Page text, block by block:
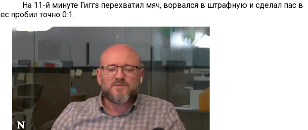
На 11-й минуте Гиггз перехватил мяч, ворвался в штрафную и сделал пас в
пробил точно 0:1.